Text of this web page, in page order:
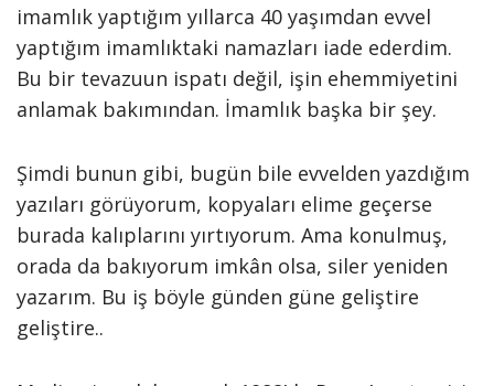
imamlık yaptığım yıllarca 40 yaşımdan evvel
yaptığım imamlıktaki namazları iade ederdim.
Bu bir tevazuun ispatı değil, işin ehemmiyetini
anlamak bakımından. İmamlık başka bir şey.
Şimdi bunun gibi, bugün bile evvelden yazdığım
yazıları görüyorum, kopyaları elime geçerse
burada kalıplarını yırtıyorum. Ama konulmuş,
orada da bakıyorum imkân olsa, siler yeniden
yazarım. Bu iş böyle günden güne geliştire
geliştire..